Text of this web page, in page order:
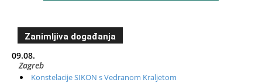
Zanimljiva događanja
09.08.
Zagreb
Konstelacije SIKON s Vedranom Kraljetom